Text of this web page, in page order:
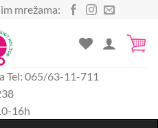
mrežama:
Tel: 065/63-11-711
16h